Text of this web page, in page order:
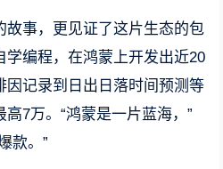
故事，更见证了这片生态的包
学编程，在鸿蒙上开发出近20
因记录到日出日落时间预测等
7万。“鸿蒙是一片蓝海，”
款。”